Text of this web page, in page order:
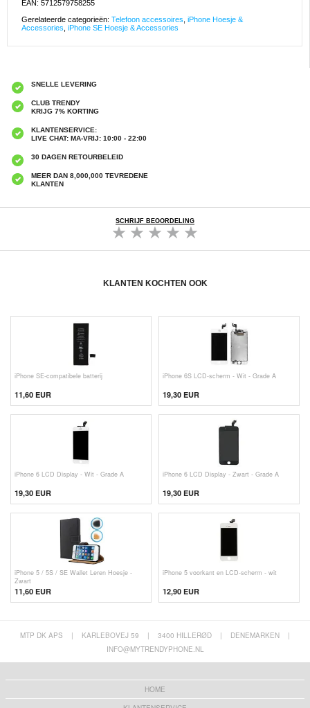
EAN: 5712579758255
Gerelateerde categorieën: Telefoon accessoires iPhone Hoesje &
Accessories iPhone SE Hoesje & Accessories
SNELLE LEVERING
CLUB TRENDY
KRIJG 7% KORTING
KLANTENSERVICE:
LIVE CHAT: MA-VRIJ: 10:00 - 22:00
30 DAGEN RETOURBELEID
MEER DAN 8,000,000 TEVREDENE
KLANTEN
SCHRIJF BEOORDELING
KLANTEN KOCHTEN OOK
iPhone SE-compatibele batterij
11,60 EUR
iPhone 6S LCD-scherm - Wit - Grade A
19,30 EUR
iPhone 6 LCD Display - Wit - Grade A
19,30 EUR
iPhone 6 LCD Display - Zwart - Grade A
19,30 EUR
iPhone 5 / 5S / SE Wallet Leren Hoesje -
Zwart
11,60 EUR
iPhone 5 voorkant en LCD-scherm - wit
12,90 EUR
MTP DK APS | KARLEBOVEJ 59 | 3400 HILLERØD | DENEMARKEN
|
INFO@MYTRENDYPHONE.NL
HOME